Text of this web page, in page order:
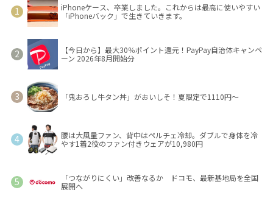
iPhoneケース、卒業しました。これからは最高に使いやすい
「iPhoneバック」で生きていきます。
【今日から】最大30％ポイント還元！PayPay自治体キャンペ
ーン 2026年8月開始分
「鬼おろし牛タン丼」がおいしそ！夏限定で1110円～
腰は大風量ファン、背中はペルチェ冷却。ダブルで身体を冷
やす1着2役のファン付きウェアが10,980円
「つながりにくい」改善なるか ドコモ、最新基地局を全国
展開へ